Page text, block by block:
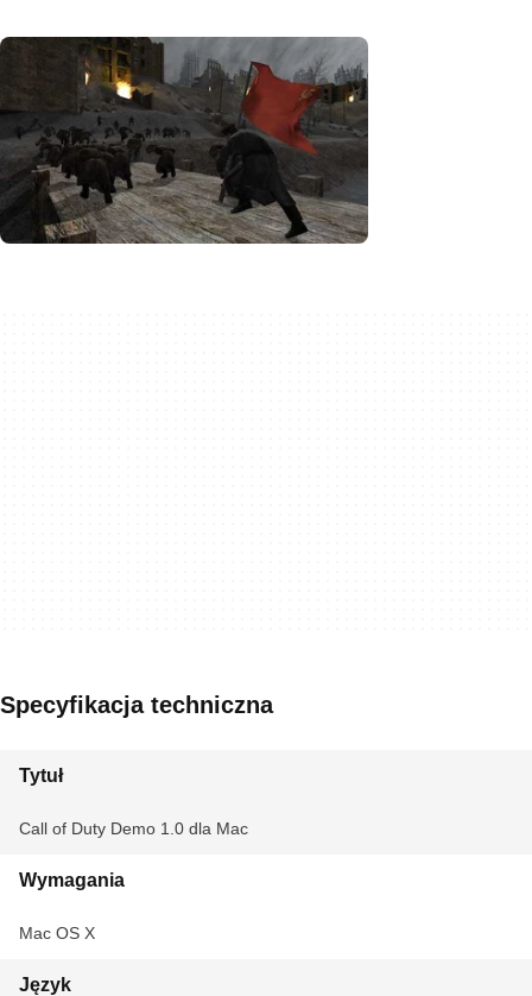
Specyfikacja techniczna
Tytuł
Call of Duty Demo 1.0 dla Mac
Wymagania
Mac OS X
Język